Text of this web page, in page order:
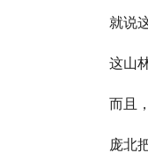
就说
这山
而且
庞北